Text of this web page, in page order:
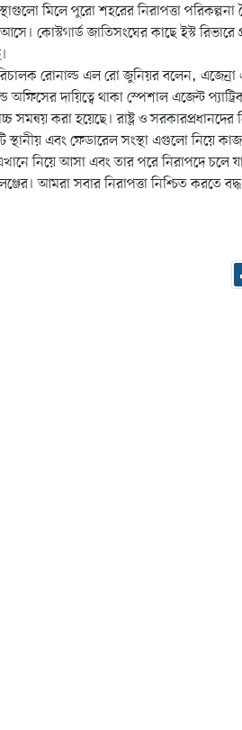
মিলে পুরো শহরের নিরাপত্তা
কোস্টগার্ড জাতিসংঘের কাছে ইস্ট রিভারে
রোনাল্ড এল রো জুনিয়র বলেন, এজেন্রা
অফিসের দায়িত্বে থাকা স্পেশাল এজেন্ট
সমন্বয় করা হয়েছে। রাষ্ট্র ও
স্থানীয় এবং ফেডারেল সংস্থা এগুলো নিয়ে
নিয়ে আসা এবং তার পরে নিরাপদে চলে
আমরা সবার নিরাপত্তা নিশ্চিত করতে